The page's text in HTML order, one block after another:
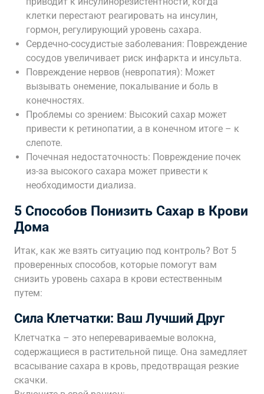
клетки перестают реагировать на инсулин‚
гормон‚ регулирующий уровень сахара.
Сердечно-сосудистые заболевания: Повреждение
сосудов увеличивает риск инфаркта и инсульта.
Повреждение нервов (невропатия): Может
вызывать онемение‚ покалывание и боль в
конечностях.
Проблемы со зрением: Высокий сахар может
привести к ретинопатии‚ а в конечном итоге – к
слепоте.
Почечная недостаточность: Повреждение почек
из-за высокого сахара может привести к
необходимости диализа.
5 Способов Понизить Сахар в Крови
Дома
Итак‚ как же взять ситуацию под контроль? Вот 5
проверенных способов‚ которые помогут вам
снизить уровень сахара в крови естественным
путем:
Сила Клетчатки: Ваш Лучший Друг
Клетчатка – это неперевариваемые волокна‚
содержащиеся в растительной пище. Она замедляет
всасывание сахара в кровь‚ предотвращая резкие
скачки.